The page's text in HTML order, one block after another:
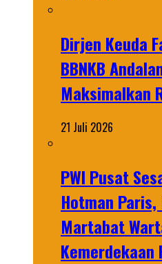
Dirjen Keuda
BBNKB
Maksimalkan
21 Juli 2026
PWI Pusat
Hotman
Martabat
Kemerdekaan